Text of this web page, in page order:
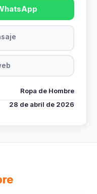
Ropa de Hombre
28 de abril de 2026